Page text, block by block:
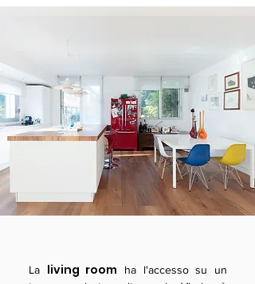
La living room ha l'accesso su un